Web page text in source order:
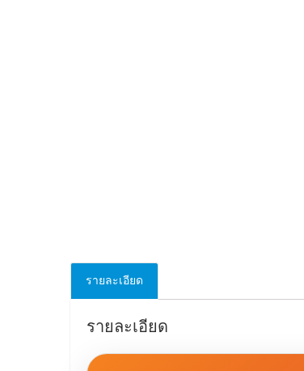
รายละเอียด
รายละเอียด